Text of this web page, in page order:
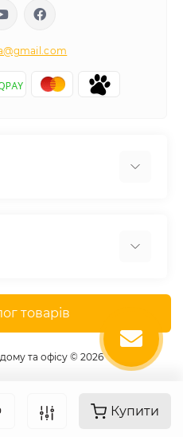
Купити
товарів
та офісу © 2026